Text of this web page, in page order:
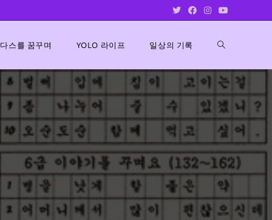
스를 꿈꾸며 YOLO 라이프 일상의 기록 Toggle
website
search